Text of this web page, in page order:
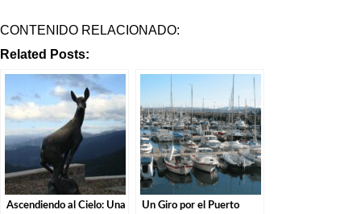
CONTENIDO RELACIONADO:
Related Posts:
Ascendiendo al Cielo: Una
Un Giro por el Puerto